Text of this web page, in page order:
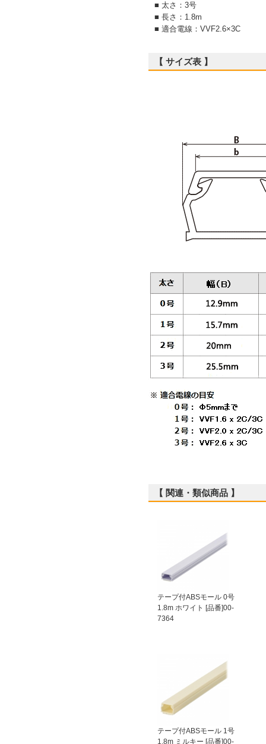
■ 太さ：3号
■ 長さ：1.8m
■ 適合電線：VVF2.6×3C
【 サイズ表 】
【 関連・類似商品 】
テープ付ABSモール 0号
1.8m ホワイト [品番]00-
7364
テープ付ABSモール 1号
1.8m ミルキー [品番]00-